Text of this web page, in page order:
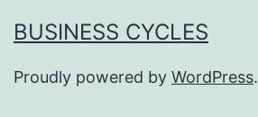
BUSINESS CYCLES
Proudly powered by WordPress.